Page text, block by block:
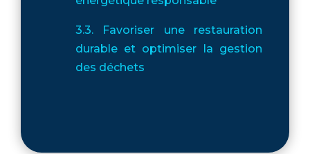
3.3. Favoriser une restauration
durable et optimiser la gestion
des déchets